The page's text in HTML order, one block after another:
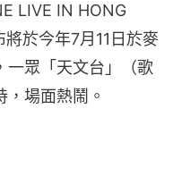
LIVE IN HONG
於今年7月11日於麥
一眾「天文台」（歌
場面熱鬧。